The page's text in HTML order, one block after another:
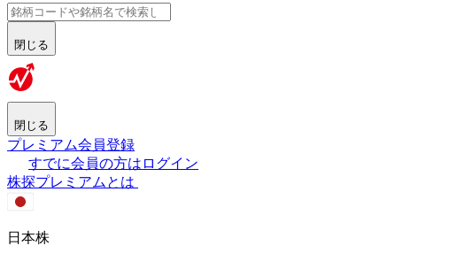
閉じる
閉じる
プレミアム会員登録
すでに会員の方はログイン
株探プレミアムとは
日本株